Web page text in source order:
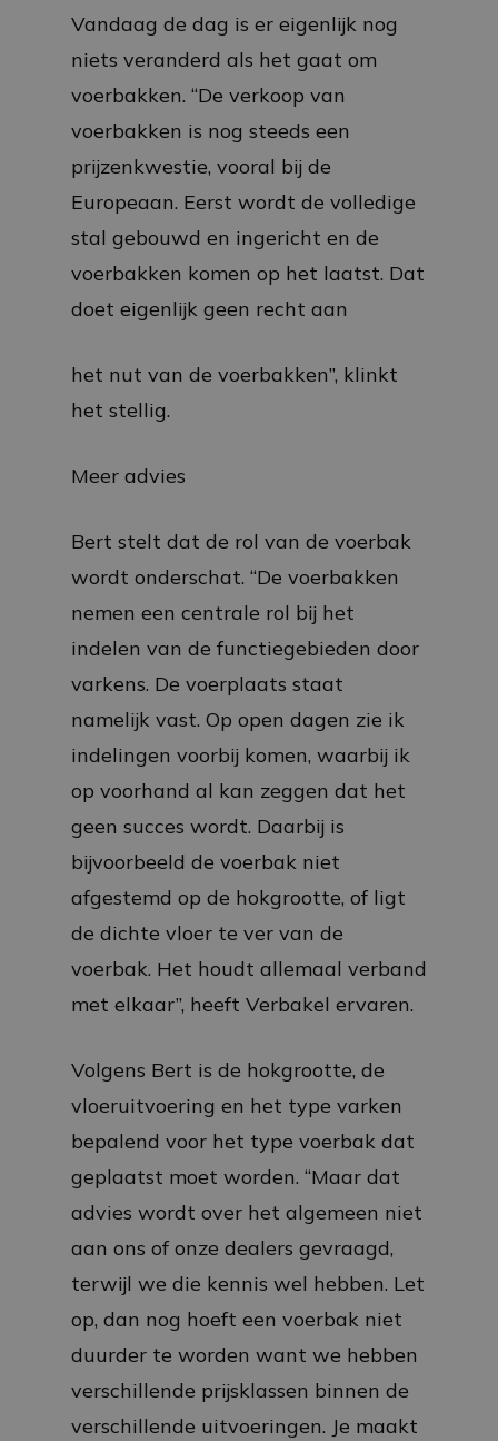
Vandaag de dag is er eigenlijk nog
niets veranderd als het gaat om
voerbakken. “De verkoop van
voerbakken is nog steeds een
prijzenkwestie, vooral bij de
Europeaan. Eerst wordt de volledige
stal gebouwd en ingericht en de
voerbakken komen op het laatst. Dat
doet eigenlijk geen recht aan
het nut van de voerbakken”, klinkt
het stellig.
Meer advies
Bert stelt dat de rol van de voerbak
wordt onderschat. “De voerbakken
nemen een centrale rol bij het
indelen van de functiegebieden door
varkens. De voerplaats staat
namelijk vast. Op open dagen zie ik
indelingen voorbij komen, waarbij ik
op voorhand al kan zeggen dat het
geen succes wordt. Daarbij is
bijvoorbeeld de voerbak niet
afgestemd op de hokgrootte, of ligt
de dichte vloer te ver van de
voerbak. Het houdt allemaal verband
met elkaar”, heeft Verbakel ervaren.
Volgens Bert is de hokgrootte, de
vloeruitvoering en het type varken
bepalend voor het type voerbak dat
geplaatst moet worden. “Maar dat
advies wordt over het algemeen niet
aan ons of onze dealers gevraagd,
terwijl we die kennis wel hebben. Let
op, dan nog hoeft een voerbak niet
duurder te worden want we hebben
verschillende prijsklassen binnen de
verschillende uitvoeringen. Je maakt